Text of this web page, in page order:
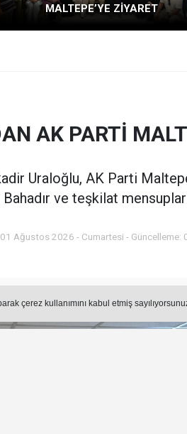
çerez kullanımını kabul etmiş
MALTEPE’YE ZİYARET
AK PARTİ
Uraloğlu, AK Parti
Bahadır ve teşkilat
01 Ağustos 2026 - Cumartesi -